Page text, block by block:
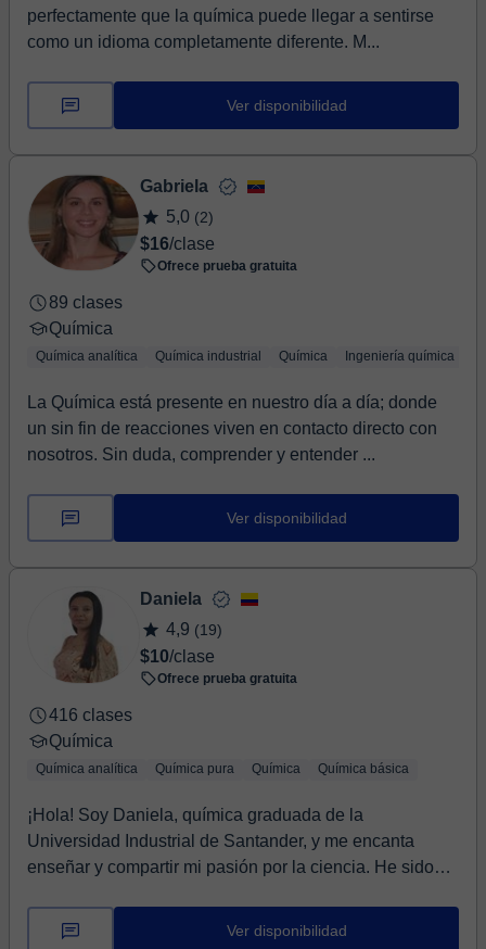
perfectamente que la química puede llegar a sentirse
como un idioma completamente diferente. M...
Ver disponibilidad
Gabriela
5,0 (2)
$16/clase
Ofrece prueba gratuita
89 clases
Química
Química analítica Química industrial Química Ingeniería química
La Química está presente en nuestro día a día; donde
un sin fin de reacciones viven en contacto directo con
nosotros. Sin duda, comprender y entender ...
Ver disponibilidad
Daniela
4,9 (19)
$10/clase
Ofrece prueba gratuita
416 clases
Química
Química analítica Química pura Química Química básica
¡Hola! Soy Daniela, química graduada de la
Universidad Industrial de Santander, y me encanta
enseñar y compartir mi pasión por la ciencia. He sido
Ver disponibilidad